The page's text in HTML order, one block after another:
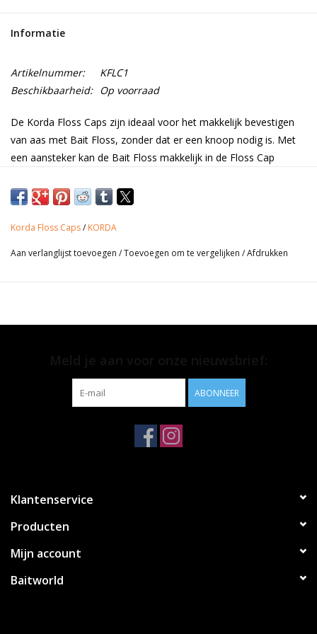
Range
Cadeaubon
BLOG
Informatie
Artikelnummer:
KFLC1
Beschikbaarheid: Op voorraad
De Korda Floss Caps zijn ideaal voor het makkelijk bevestigen
van aas met Bait Floss, zonder dat er een knoop nodig is. Met
een aansteker kan de Bait Floss makkelijk in de Floss Cap
Korda Braid of Fine Needle gebruikt worden.
Productinformatie
Korda Floss Caps/ KORDA
Aan verlanglijst toevoegen /Toevoegen om te vergelijken /Afdrukken
ABONNEER
Klantenservice
Producten
Mijn account
Baitworld